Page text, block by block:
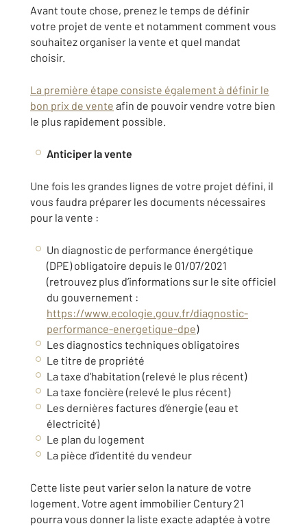
Avant toute chose, prenez le temps de définir
votre projet de vente et notamment comment vous
souhaitez organiser la vente et quel mandat
choisir.
La première étape consiste également à définir le
bon prix de vente afin de pouvoir vendre votre bien
le plus rapidement possible.
Anticiper la vente
Une fois les grandes lignes de votre projet défini, il
vous faudra préparer les documents nécessaires
pour la vente :
Un diagnostic de performance énergétique
(DPE) obligatoire depuis le 01/07/2021
(retrouvez plus d’informations sur le site officiel
du gouvernement :
https://www.ecologie.gouv.fr/diagnostic-
performance-energetique-dpe)
Les diagnostics techniques obligatoires
Le titre de propriété
La taxe d’habitation (relevé le plus récent)
La taxe foncière (relevé le plus récent)
Les dernières factures d’énergie (eau et
électricité)
Le plan du logement
La pièce d’identité du vendeur
Cette liste peut varier selon la nature de votre
logement. Votre agent immobilier Century 21
pourra vous donner la liste exacte adaptée à votre